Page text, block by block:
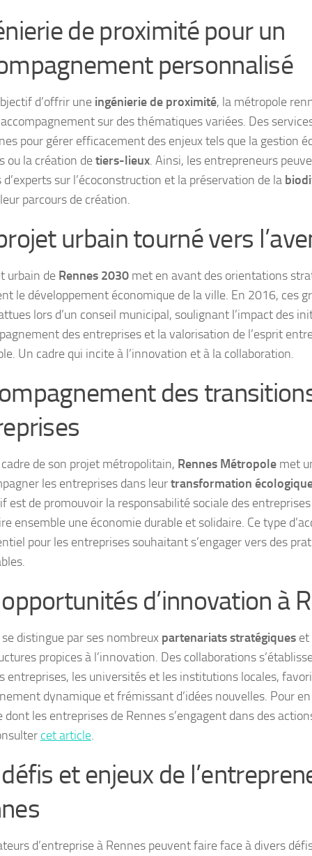
de proximité pour un
personnalisé
d’offrir une ingénierie de proximité, la métropole
sur des thématiques variées. Des
pour gérer efficacement des enjeux tels que la gestion
ou la création detiers-lieux. Ainsi, les entrepreneurs
d’experts sur l’écoconstruction et la préservation de la
parcours de création.
urbain tourné vers
urbain de Rennes 2030 met en avant des orientations
le développement économique de la ville. En 2016, ces
lors d’un conseil municipal, soulignant l’impact des
des entreprises et la valorisation de l’esprit
Un cadre qui incite à l’innovation et à la collaboration.
des
de son projet métropolitain, Rennes Métropole met
les entreprises dans leurtransformation
est de promouvoir la responsabilité sociale des
ensemble une économie durable et solidaire. Ce type
pour les entreprises souhaitant s’engager vers des
d’innovation à
distingue par ses nombreux partenariats stratégiques et
propices à l’innovation. Des collaborations
entreprises, les universités et les institutions locales,
dynamique et frémissant d’idées nouvelles. Pour
dont les entreprises de Rennes s’engagent dans des
cet article.
et enjeux de
d’entreprise à Rennes peuvent faire face à divers